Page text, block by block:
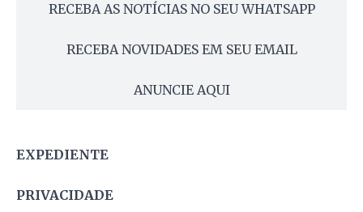
RECEBA AS NOTÍCIAS NO SEU WHATSAPP
RECEBA NOVIDADES EM SEU EMAIL
ANUNCIE AQUI
EXPEDIENTE
PRIVACIDADE